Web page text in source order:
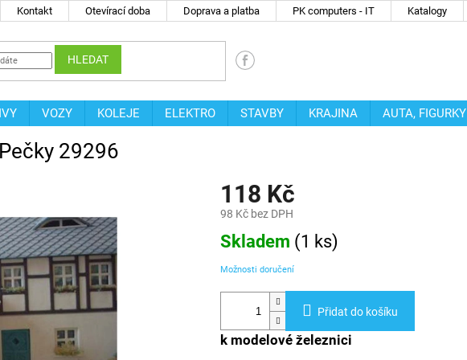
Kontakt Otevírací doba Doprava a platba PK computers - IT Katalogy
HLEDAT
VOZY KOLEJE ELEKTRO STAVBY KRAJINA AUTA, FIGURKY
29296
118 Kč
98 Kč bez DPH
Měrná
cena:
Skladem (1 ks)
Možnosti doručení
Přidat do košíku
k modelové železnici